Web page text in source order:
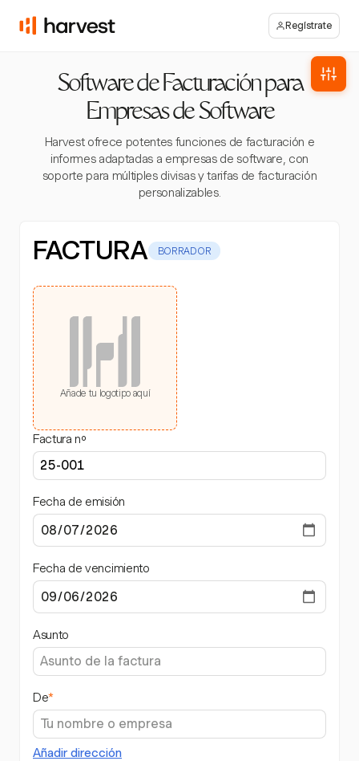
Regístrate
Software de Facturación para
Empresas de Software
Harvest ofrece potentes funciones de facturación e
informes adaptadas a empresas de software, con
soporte para múltiples divisas y tarifas de facturación
personalizables.
FACTURA BORRADOR
Añade tu logotipo aquí
Factura nº
Fecha de emisión
Fecha de vencimiento
Asunto
De*
Añadir dirección